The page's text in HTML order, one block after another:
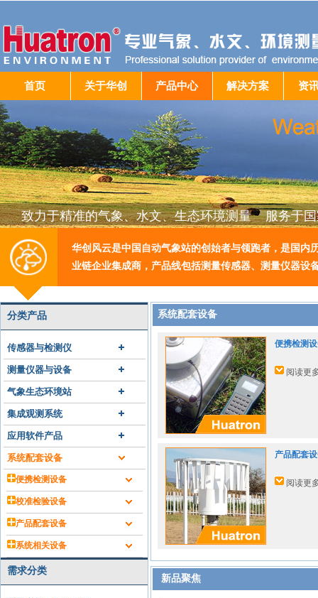
首页 关于华创 产品中心 解决方案 资
致力于精准的气象、水文、生态环境测量 服务于
华创风云是中国自动气象站的创始者与领跑者，是国内
业链企业集成商，产品线包括测量传感器、测量仪器设
分类产品
传感器与检测仪
测量仪器与设备
气象生态环境站
集成观测系统
应用软件产品
系统配套设备
便携检测设备
校准检验设备
产品配套设备
系统相关设备
需求分类
系统配套设备
便携检测
阅读更
产品配套
阅读更
新品聚焦